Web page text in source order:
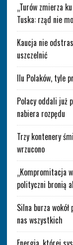
„Turów zmierza
Tuska: rząd nie
Kaucja nie
uszczelnić
Ilu Polaków, tyle
Polacy oddali już
nabiera rozpędu
Trzy kontenery
wrzucono
„Kompromitacja
polityczni bronią
Silna burza
nas wszystkich